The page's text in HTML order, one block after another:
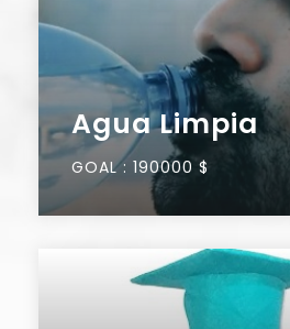
Agua Limpia
GOAL : 190000 $